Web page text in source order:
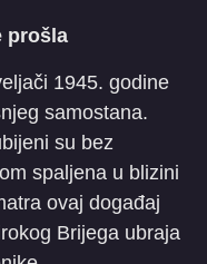
prošla
1945. godine
samostana.
su bez
spaljena u blizini
ovaj događaj
Brijega ubraja